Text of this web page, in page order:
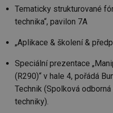
Tematicky strukturované
technika“, pavilon 7A
„Aplikace & školení &
Speciální prezentace
(R290)“ v hale 4, pořádá
Technik (Spolková
techniky).